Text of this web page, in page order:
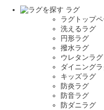
ラグ
ラグトップ
洗えるラグ
円形ラグ
撥水ラグ
ウレタンラグ
ダイニング
キッズラグ
防炎ラグ
防音ラグ
防ダニラグ